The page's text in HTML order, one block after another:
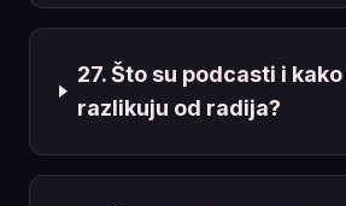
27. Što su podcasti i kako
razlikuju od radija?